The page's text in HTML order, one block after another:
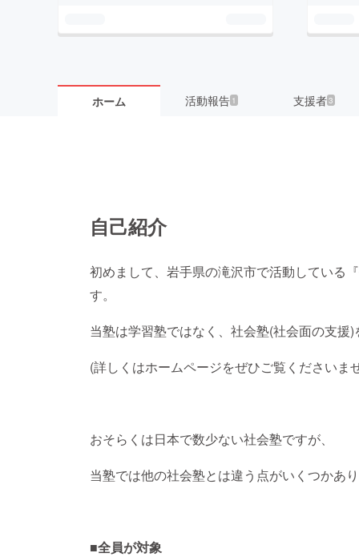
ホーム 活動報告 1 支援者3
自己紹介
初めまして、岩手県の滝沢市で活動している
す。
当塾は学習塾ではなく、社会塾(社会面の支援)
(詳しくはホームページをぜひご覧くださいま
おそらくは日本で数少ない社会塾ですが、
当塾では他の社会塾とは違う点がいくつかあり
■全員が対象